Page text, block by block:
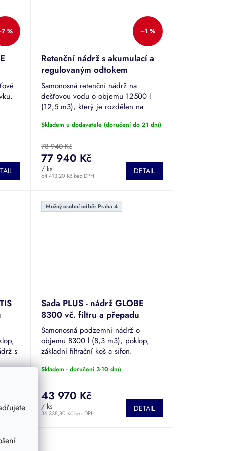
% –1 %
Retenční nádrž s akumulací a
regulovaným odtokem
ATLANTIS 12500
Samonosná retenční nádrž na
dešťovou vodu o objemu 12500 l
(12,5 m3), který je rozdělen na
regulovaným odtokem) a akumulační
Skladem u dodavatele (doručení do 21 dní)
78 940 Kč
64 413,20 Kč bez DPH
77 940 Kč
/ ks DETAIL
s
Možný osobní odběr Praha 4
Sada PLUS - nádrž GLOBE
8300 vč. filtru a přepadu
Samonosná podzemní nádrž o
objemu 8300 l (8,3 m3), poklop,
základní filtrační koš a sifon.
obsypem bez betonáže.
Skladem - doručení 3-10 dnů
36 338,80 Kč bez DPH
43 970 Kč
/ ks DETAIL